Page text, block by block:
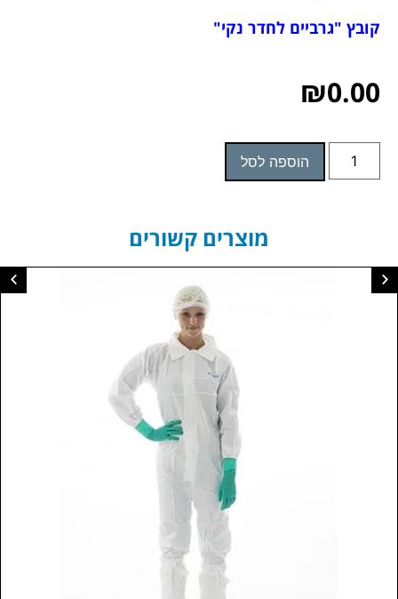
קובץ "גרביים לחדר נקי"
₪0.00
הוספה לסל
מוצרים קשורים